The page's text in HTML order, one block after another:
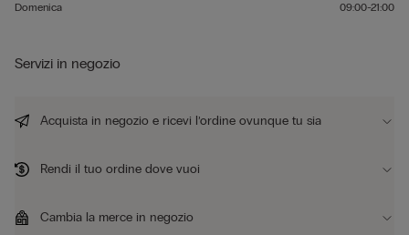
Domenica
09:00-21:00
Servizi in negozio
Acquista in negozio e ricevi l’ordine ovunque tu sia
Rendi il tuo ordine dove vuoi
Cambia la merce in negozio